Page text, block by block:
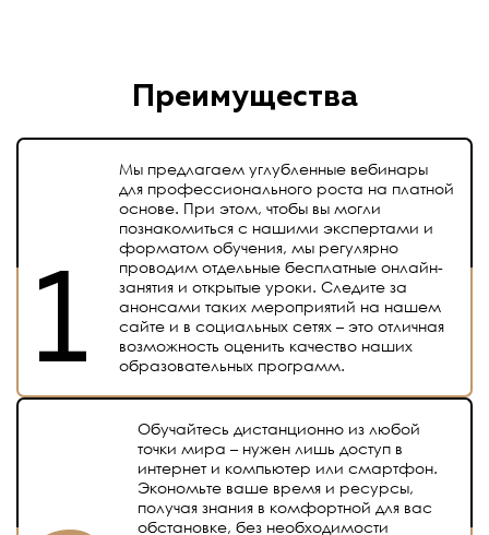
Преимущества
Мы предлагаем углубленные вебинары
для профессионального роста на платной
основе. При этом, чтобы вы могли
познакомиться с нашими экспертами и
форматом обучения, мы регулярно
проводим отдельные бесплатные онлайн-
занятия и открытые уроки. Следите за
анонсами таких мероприятий на нашем
сайте и в социальных сетях – это отличная
возможность оценить качество наших
образовательных программ.
Обучайтесь дистанционно из любой
точки мира – нужен лишь доступ в
интернет и компьютер или смартфон.
Экономьте ваше время и ресурсы,
получая знания в комфортной для вас
обстановке, без необходимости